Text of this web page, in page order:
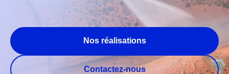
Nos réalisations
Contactez-nous